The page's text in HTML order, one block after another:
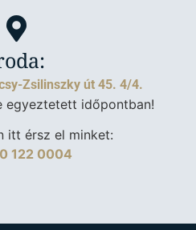
Zsilinszky út 45. 4/4.
egyeztetett időpontban!
itt érsz el minket:
122 0004